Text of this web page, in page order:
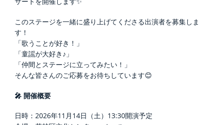
このステージを一緒に盛り上げてくださる出演者を募集しま
す！
「歌うことが好き！」
「童謡が大好き♪」
「仲間とステージに立ってみたい！」
そんな皆さんのご応募をお待ちしています😊
🎤 開催概要
日時：2026年11月14日（土）13:30開演予定